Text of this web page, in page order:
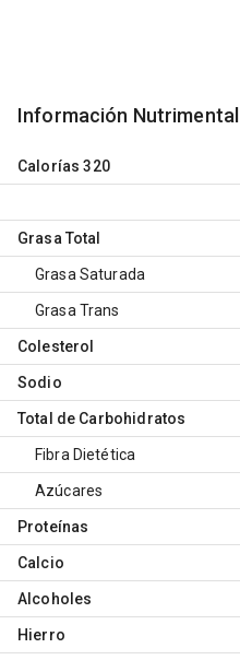
Información Nutrimental
Calorías 320
Grasa Total
Grasa Saturada
Grasa Trans
Colesterol
Sodio
Total de Carbohidratos
Fibra Dietética
Azúcares
Proteínas
Calcio
Alcoholes
Hierro